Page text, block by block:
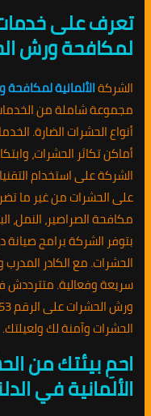
تعرف على خدمات
لمكافحة ورش
الشركةالألمانية
مجموعة شاملة من
أنواع الحشرات الضارة.
أماكن تكاثر الحشرات،
الشركة على استخدام
على الحشرات من غير ما
مكافحة الصراصير، النمل،
بتوفر الشركة برامج صيانة
الحشرات. مع الكادر المدرب
سريعة وفعالية. متترددش
الحشرات وآمنة لك ولعيلتك.
احمِ بيئتك من
الألمانية في